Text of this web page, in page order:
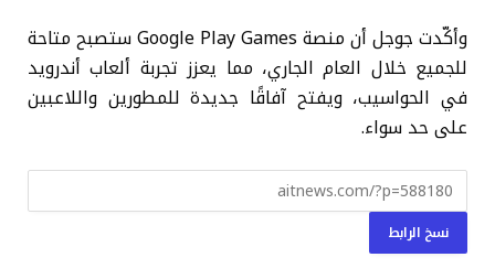
وأكّدت جوجل أن منصة Google Play Games ستصبح متاحة
للجميع خلال العام الجاري، مما يعزز تجربة ألعاب أندرويد
في الحواسيب، ويفتح آفاقًا جديدة للمطورين واللاعبين
على حد سواء.
نسخ الرابط